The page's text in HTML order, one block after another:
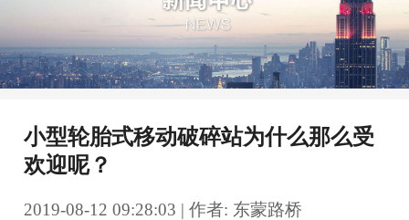
小型轮胎式移动破碎站为什么那么受
欢迎呢？
2019-08-12 09:28:03 | 作者: 东蒙路桥